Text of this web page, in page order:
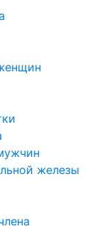
железы